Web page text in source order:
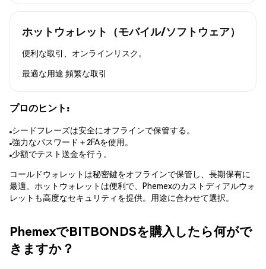
ホットウォレット（モバイル/ソフトウェア）
便利な取引、オンラインリスク。
最適な用途 頻繁な取引
プロのヒント:
シードフレーズは安全にオフラインで保管する。
強力なパスワード＋2FAを使用。
少額でテスト送金を行う。
コールドウォレットは秘密鍵をオフラインで保管し、長期保有に
最適。ホットウォレットは便利で、Phemexのカストディアルウォ
レットも高度なセキュリティを提供。用途に合わせて選択。
PhemexでBITBONDSを購入したら何がで
きますか？